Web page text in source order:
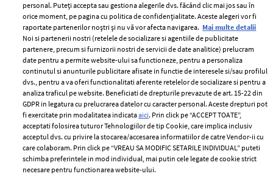
În cuplu stabiliți greu obiective și nu
găsiți motivația pentru a le îndeplini?
Cum gratitudinea ar putea fi o soluție
LIFESTYLE 04 august 2026
personal. Puteți accepta sau gestiona alegerile dvs. făcând clic mai jos sau în
orice moment, pe pagina cu politica de confidențialitate. Aceste alegeri vor fi
raportate partenerilor noștri și nu vă vor afecta navigarea. Mai multe detalii
Noi si partenerii nostri (retelele de socializare si agentiile de publicitate
partenere, precum si furnizorii nostri de servicii de date analitice) prelucram
date pentru a permite website-ului sa functioneze, pentru a personaliza
continutul si anunturile publicitare afisate in functie de interesele si/sau profilul
dvs., pentru a va oferi functionalitati aferente retelelor de socializare si pentru a
analiza traficul pe website. Beneficiati de drepturile prevazute de art. 15-22 din
GDPR in legatura cu prelucrarea datelor cu caracter personal. Aceste drepturi pot
fi exercitate prin modalitatea indicataaici. Prin click pe “ACCEPT TOATE”,
acceptati folosirea tuturor Tehnologiilor de tip Cookie, care implica inclusiv
acceptul dvs. cu privire la stocarea/accesarea informatiilor de catre Vendor-ii cu
care colaboram. Prin click pe “VREAU SA MODIFIC SETARILE INDIVIDUAL” puteti
schimba preferintele in mod individual, mai putin cele legate de cookie strict
necesare pentru functionarea website-ului.